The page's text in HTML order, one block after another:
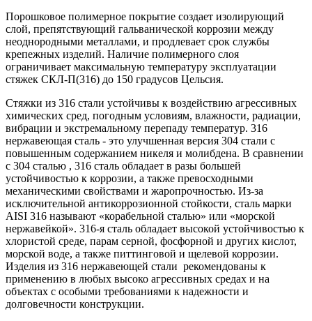
Порошковое полимерное покрытие создает изолирующий
слой, препятствующий гальванической коррозии между
неоднородными металлами, и продлевает срок службы
крепежных изделий. Наличие полимерного слоя
ограничивает максимальную температуру эксплуатации
стяжек СКЛ-П(316) до 150 градусов Цельсия.
Стяжки из 316 стали устойчивы к воздействию агрессивных
химических сред, погодным условиям, влажности, радиации,
вибрации и экстремальному перепаду температур. 316
нержавеющая сталь - это улучшенная версия 304 стали с
повышенным содержанием никеля и молибдена. В сравнении
с 304 сталью , 316 сталь обладает в разы большей
устойчивостью к коррозии, а также превосходными
механическими свойствами и жаропрочностью. Из-за
исключительной антикоррозионной стойкости, сталь марки
AISI 316 называют «корабельной сталью» или «морской
нержавейкой». 316-я сталь обладает высокой устойчивостью к
хлористой среде, парам серной, фосфорной и других кислот,
морской воде, а также питтинговой и щелевой коррозии.
Изделия из 316 нержавеющей стали рекомендованы к
применению в любых высоко агрессивных средах и на
объектах с особыми требованиями к надежности и
долговечности конструкции.